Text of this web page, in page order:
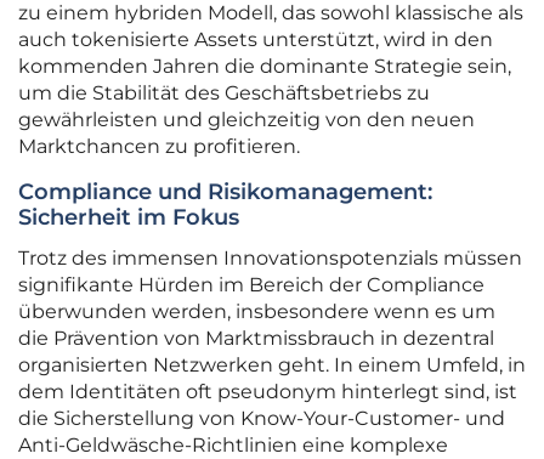
zu einem hybriden Modell, das sowohl klassische als
auch tokenisierte Assets unterstützt, wird in den
kommenden Jahren die dominante Strategie sein,
um die Stabilität des Geschäftsbetriebs zu
gewährleisten und gleichzeitig von den neuen
Marktchancen zu profitieren.
Compliance und Risikomanagement:
Sicherheit im Fokus
Trotz des immensen Innovationspotenzials müssen
signifikante Hürden im Bereich der Compliance
überwunden werden, insbesondere wenn es um
die Prävention von Marktmissbrauch in dezentral
organisierten Netzwerken geht. In einem Umfeld, in
dem Identitäten oft pseudonym hinterlegt sind, ist
die Sicherstellung von Know-Your-Customer- und
Anti-Geldwäsche-Richtlinien eine komplexe